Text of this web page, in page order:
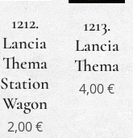
1212.
Lancia
Thema
Station
Wagon
2,00€
1213.
Lancia
Thema
4,00€